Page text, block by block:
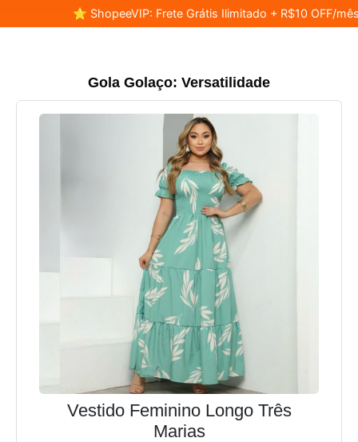
⭐ ShopeeVIP: Frete Grátis Ilimitado + R$10 OFF/
Gola Golaço: Versatilidade
Vestido Feminino Longo Três
Marias